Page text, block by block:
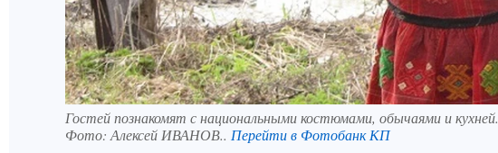
Гостей познакомят с национальными костюмами, обычаями и кухней.
Фото: Алексей ИВАНОВ.. Перейти в Фотобанк КП